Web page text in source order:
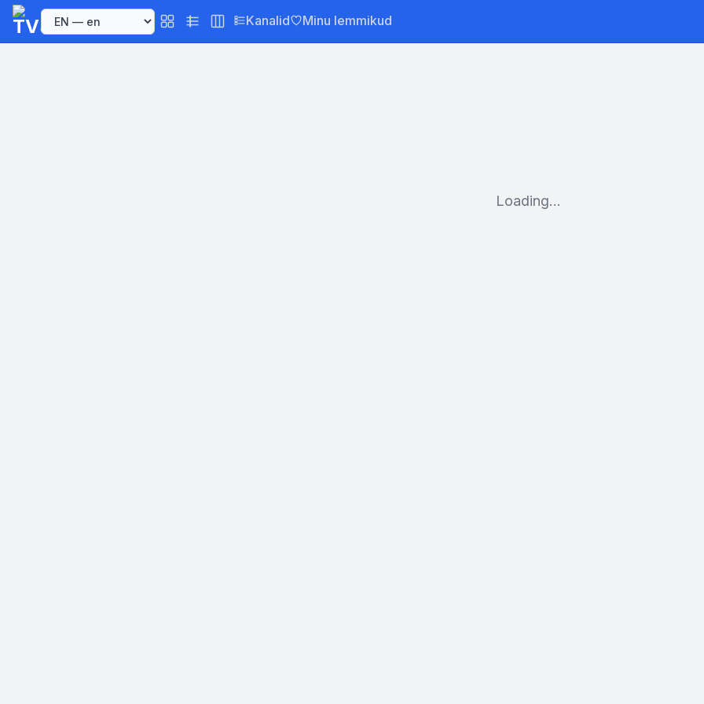
Kanalid Minu lemmikud
Loading...